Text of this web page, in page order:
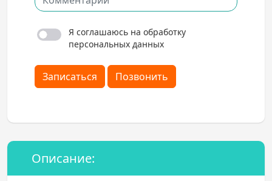
Я соглашаюсь на обработку
персональных данных
Записаться Позвонить
Описание: